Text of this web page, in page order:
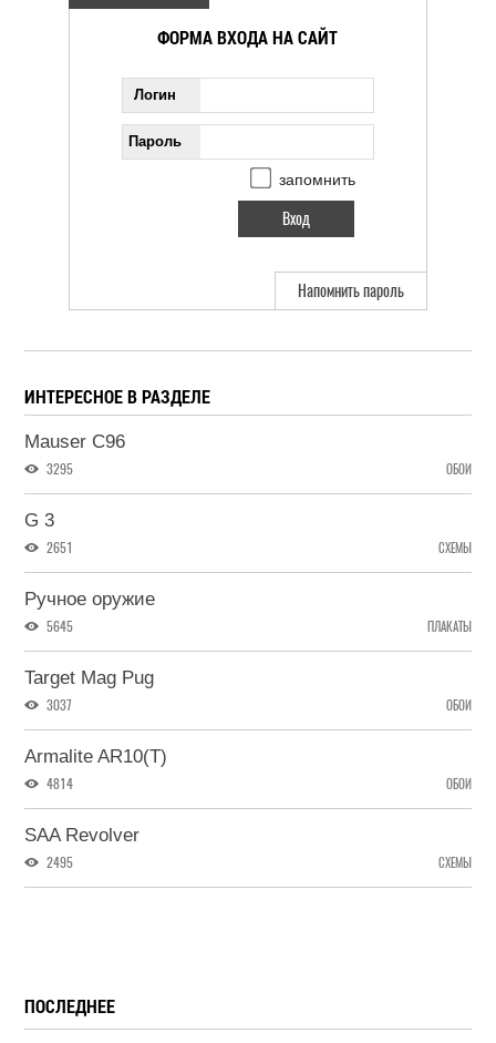
ФОРМА ВХОДА НА САЙТ
Логин
Пароль
запомнить
Напомнить пароль
ИНТЕРЕСНОЕ В РАЗДЕЛЕ
Mauser C96
3295 ОБОИ
G 3
2651 СХЕМЫ
Ручное оружие
5645 ПЛАКАТЫ
Target Mag Pug
3037 ОБОИ
Armalite AR10(T)
4814 ОБОИ
SAA Revolver
2495 СХЕМЫ
ПОСЛЕДНЕЕ